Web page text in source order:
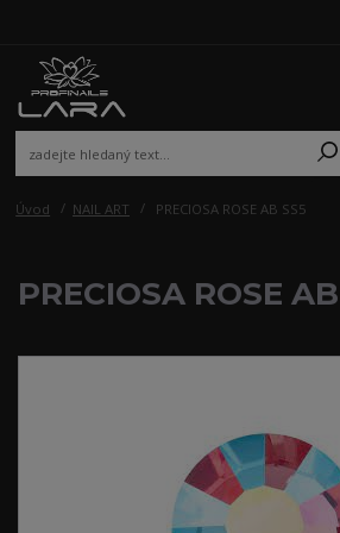
Úvod NAIL ART PRECIOSA ROSE AB SS5
PRECIOSA ROSE